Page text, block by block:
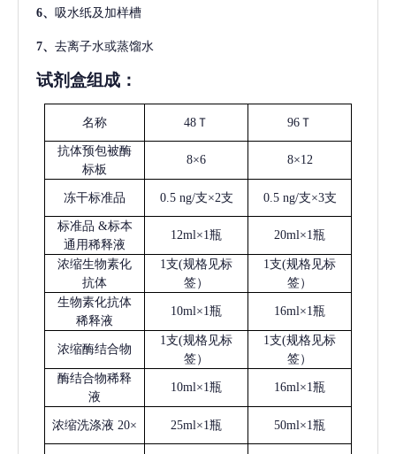
6、 吸水纸及加样槽
7、 去离子水或蒸馏水
试剂盒组成：
名称 48Ｔ 96Ｔ
抗体预包被酶
标板
8×6 8×12
冻干标准品 0.5 ng/支×2支 0.5 ng/支×3支
标准品 &标本
通用稀释液
12ml×1瓶 20ml×1瓶
浓缩生物素化
抗体
1支(规格见标
签）
1支(规格见标
签）
生物素化抗体
稀释液
10ml×1瓶 16ml×1瓶
浓缩酶结合物
1支(规格见标
签）
1支(规格见标
签）
酶结合物稀释
液
10ml×1瓶 16ml×1瓶
浓缩洗涤液 20× 25ml×1瓶 50ml×1瓶